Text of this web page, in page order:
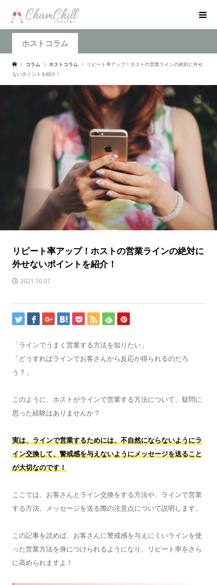
ホストコラム
コラム ホストコラム
リピート率アップ！ホストの営業ラインの絶対に外せ
ないポイントを紹介！
リピート率アップ！ホストの営業ラインの絶対に
外せないポイントを紹介！
2021.10.07
「ラインでうまく営業する方法を知りたい」
「どうすればラインでお客さんから反応が得られるのだろ
う？」
このように、ホストがラインで営業する方法について、疑問に
思った経験はありませんか？
実は、ラインで営業するためには、不自然にならないようにラ
イン交換して、警戒感を与えないようにメッセージを送ること
が大切なのです！
ここでは、お客さんとライン交換をする方法や、ラインで営業
する方法、メッセージを送る際の注意点について説明します。
この記事を読めば、お客さんに警戒感を与えにくいラインを使
った営業方法を身につけられるようになり、リピート率をさら
に高められますよ！